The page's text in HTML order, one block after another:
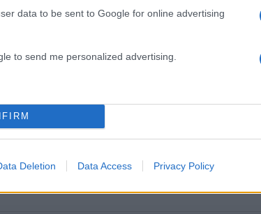
data to be sent to Google for online advertising
to send me personalized advertising.
Deletion Data Access Privacy Policy